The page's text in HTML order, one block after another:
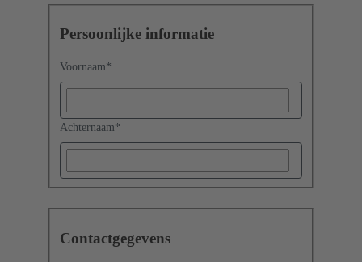
Persoonlijke informatie
Voornaam*
Achternaam*
Contactgegevens